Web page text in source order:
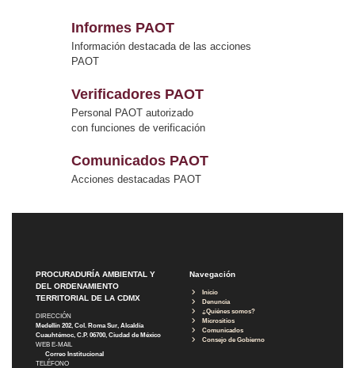
Informes PAOT
Información destacada de las acciones
PAOT
Verificadores PAOT
Personal PAOT autorizado
con funciones de verificación
Comunicados PAOT
Acciones destacadas PAOT
PROCURADURÍA AMBIENTAL Y
DEL ORDENAMIENTO
TERRITORIAL DE LA CDMX
DIRECCIÓN
Medellín 202, Col. Roma Sur, Alcaldía
Cuauhtémoc, C.P. 06700, Ciudad de México
WEB E-MAIL
Correo Institucional
TELÉFONO
Navegación
Inicio
Denuncia
¿Quiénes somos?
Micrositios
Comunicados
Consejo de Gobierno